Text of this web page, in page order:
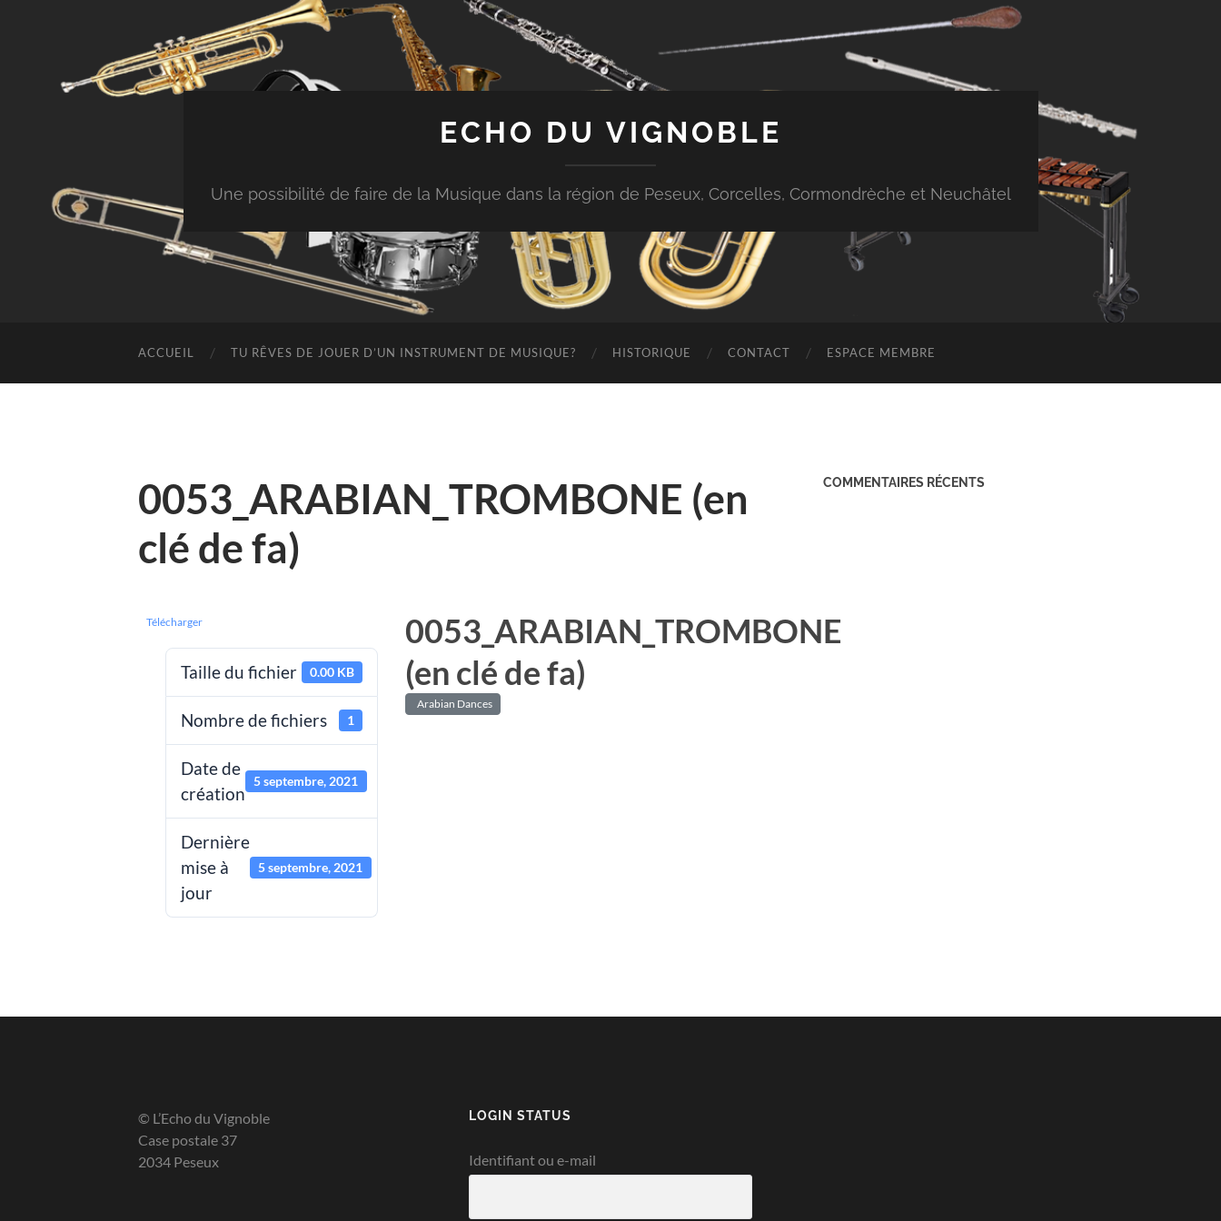
ECHO DU VIGNOBLE
Une possibilité de faire de la Musique dans la région de Peseux, Corcelles, Cormondrèche et Neuchâtel
ACCUEIL TU RÊVES DE JOUER D’UN INSTRUMENT DE MUSIQUE? HISTORIQUE CONTACT ESPACE MEMBRE
0053_ARABIAN_TROMBONE (en
clé de fa)
Télécharger
Taille du fichier 0.00 KB
Nombre de fichiers 1
Date de
création
5 septembre, 2021
Dernière
mise à
jour
5 septembre, 2021
0053_ARABIAN_TROMBONE
(en clé de fa)
Arabian Dances
COMMENTAIRES RÉCENTS
© L’Echo du Vignoble
Case postale 37
2034 Peseux
LOGIN STATUS
Identifiant ou e-mail